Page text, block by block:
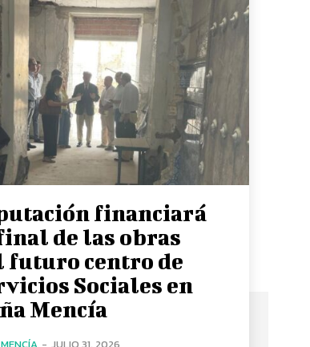
financiará
de las obras
futuro centro de
Sociales en
Mencía
- JULIO 31, 2026